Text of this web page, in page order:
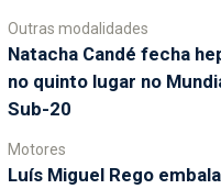
Outras modalidades
Natacha Candé fecha
no quinto lugar no
Sub-20
Motores
Luís Miguel Rego